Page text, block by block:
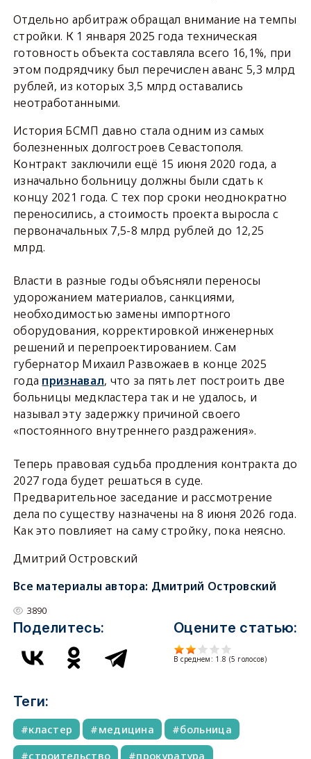
Отдельно арбитраж обращал внимание на темпы
стройки. К 1 января 2025 года техническая
готовность объекта составляла всего 16,1%, при
этом подрядчику был перечислен аванс 5,3 млрд
рублей, из которых 3,5 млрд оставались
неотработанными.
История БСМП давно стала одним из самых
болезненных долгостроев Севастополя.
Контракт заключили ещё 15 июня 2020 года, а
изначально больницу должны были сдать к
концу 2021 года. С тех пор сроки неоднократно
переносились, а стоимость проекта выросла с
первоначальных 7,5-8 млрд рублей до 12,25
млрд.
Власти в разные годы объясняли переносы
удорожанием материалов, санкциями,
необходимостью замены импортного
оборудования, корректировкой инженерных
решений и перепроектированием. Сам
губернатор Михаил Развожаев в конце 2025
года признавал, что за пять лет построить две
больницы медкластера так и не удалось, и
называл эту задержку причиной своего
«постоянного внутреннего раздражения».
Теперь правовая судьба продления контракта до
2027 года будет решаться в суде.
Предварительное заседание и рассмотрение
дела по существу назначены на 8 июня 2026 года.
Как это повлияет на саму стройку, пока неясно.
Дмитрий Островский
Все материалы автора: Дмитрий Островский
3890
Поделитесь: Оцените статью:
В среднем: 1.8 (5 голосов)
Теги:
кластер медицина
больница
строительство
прокуратура